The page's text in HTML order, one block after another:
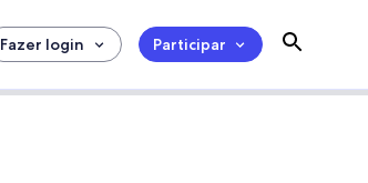
Fazer login Participar